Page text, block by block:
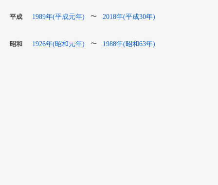
平成 1989年(平成元年) 〜 2018年(平成30年)
昭和 1926年(昭和元年) 〜 1988年(昭和63年)